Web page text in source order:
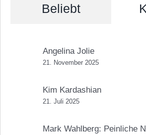
Beliebt
Angelina Jolie
21. November 2025
Kim Kardashian
21. Juli 2025
Mark Wahlberg: Peinliche